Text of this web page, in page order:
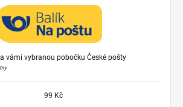
vámi vybranou pobočku České pošty
99 Kč